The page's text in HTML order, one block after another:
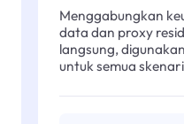
Menggabungkan
data dan proxy
langsung,
untuk semua